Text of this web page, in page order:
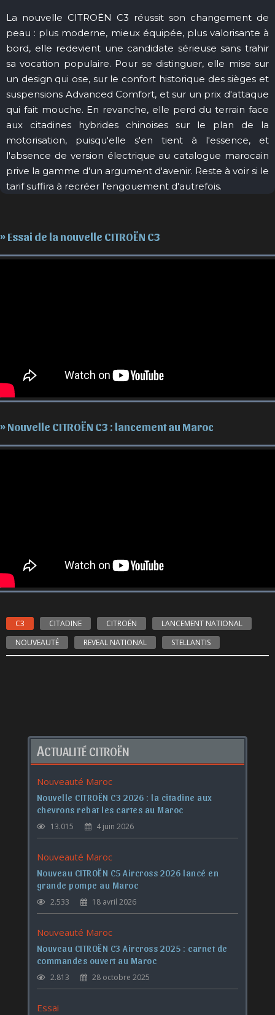
La nouvelle CITROËN C3 réussit son changement de
peau : plus moderne, mieux équipée, plus valorisante à
bord, elle redevient une candidate sérieuse sans trahir
sa vocation populaire. Pour se distinguer, elle mise sur
un design qui ose, sur le confort historique des sièges et
suspensions Advanced Comfort, et sur un prix d'attaque
qui fait mouche. En revanche, elle perd du terrain face
aux citadines hybrides chinoises sur le plan de la
motorisation, puisqu'elle s'en tient à l'essence, et
l'absence de version électrique au catalogue marocain
prive la gamme d'un argument d'avenir. Reste à voir si le
tarif suffira à recréer l'engouement d'autrefois.
» Essai de la nouvelle CITROËN C3
» Nouvelle CITROËN C3 : lancement au Maroc
C3 CITADINE CITROËN
LANCEMENT NATIONAL
NOUVEAUTÉ
REVEAL NATIONAL STELLANTIS
ACTUALITÉ CITROËN
Nouveauté Maroc
Nouvelle CITROËN C3 2026 : la citadine aux
chevrons rebat les cartes au Maroc
13.015 4 juin 2026
Nouveauté Maroc
Nouveau CITROËN C5 Aircross 2026 lancé en
grande pompe au Maroc
2.533 18 avril 2026
Nouveauté Maroc
Nouveau CITROËN C3 Aircross 2025 : carnet de
commandes ouvert au Maroc
2.813 28 octobre 2025
Essai